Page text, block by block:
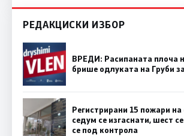
РЕДАКЦИСКИ ИЗБОР
ВРЕДИ: Расипаната плоча
брише одлуката на Груби
Регистрирани 15 пожари на
седум се изгаснати, шест
се под контрола